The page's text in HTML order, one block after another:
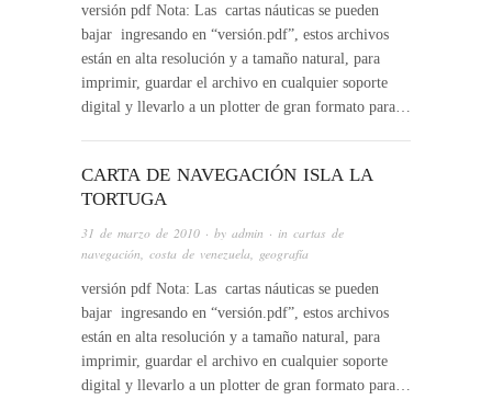
versión pdf Nota: Las cartas náuticas se pueden
bajar ingresando en “versión.pdf”, estos archivos
están en alta resolución y a tamaño natural, para
imprimir, guardar el archivo en cualquier soporte
digital y llevarlo a un plotter de gran formato para…
CARTA DE NAVEGACIÓN ISLA LA
TORTUGA
31 de marzo de 2010 · by admin · in cartas de
navegación costa de venezuela geografía
versión pdf Nota: Las cartas náuticas se pueden
bajar ingresando en “versión.pdf”, estos archivos
están en alta resolución y a tamaño natural, para
imprimir, guardar el archivo en cualquier soporte
digital y llevarlo a un plotter de gran formato para…